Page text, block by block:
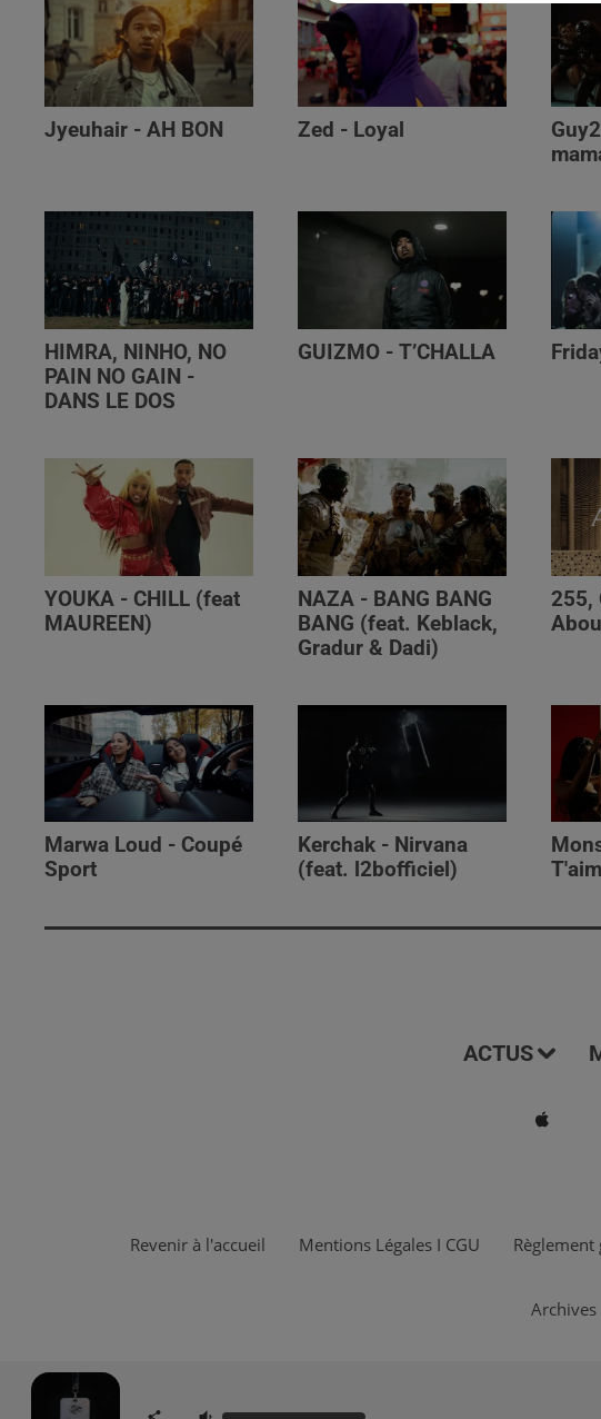
Jyeuhair - AH BON Zed - Loyal
HIMRA, NINHO, NO
PAIN NO GAIN -
DANS LE DOS
GUIZMO - T’CHALLA
YOUKA - CHILL (feat
MAUREEN)
NAZA - BANG BANG
BANG (feat. Keblack,
Gradur & Dadi)
255,
Marwa Loud - Coupé
Sport
Kerchak - Nirvana
(feat. ‪l2bofficiel‬)
ACTUS
Revenir à l'accueil Mentions Légales I CGU Règlement
Archives